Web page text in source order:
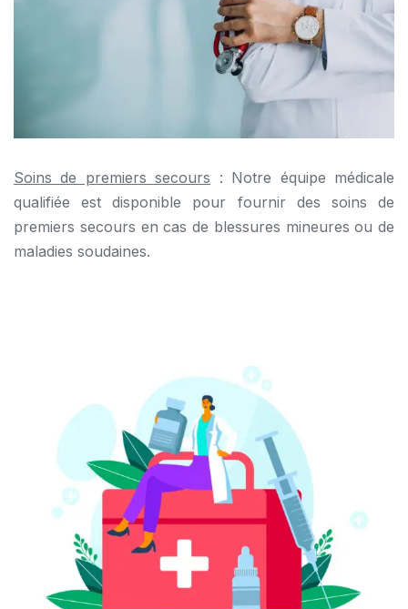
Soins de premiers secours : Notre équipe médicale
qualifiée est disponible pour fournir des soins de
premiers secours en cas de blessures mineures ou de
maladies soudaines.